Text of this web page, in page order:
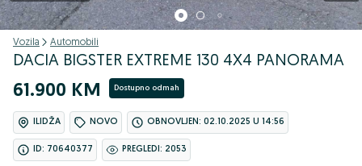
Vozila Automobili
DACIA BIGSTER EXTREME 130 4X4 PANORAMA
61.900 KM Dostupno odmah
ILIDŽA NOVO OBNOVLJEN: 02.10.2025 U 14:56
ID: 70640377 PREGLEDI: 2053